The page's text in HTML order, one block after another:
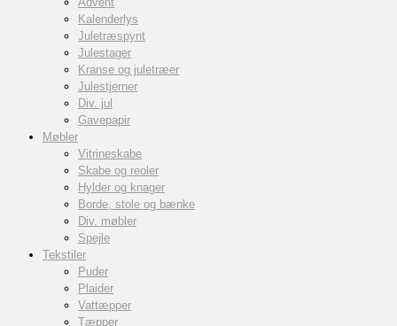
Kalenderlys
Juletræspynt
Julestager
Kranse og juletræer
Julestjerner
Div. jul
Gavepapir
Møbler
Vitrineskabe
Skabe og reoler
Hylder og knager
Borde, stole og bænke
Div. møbler
Spejle
Tekstiler
Puder
Plaider
Vattæpper
Tæpper